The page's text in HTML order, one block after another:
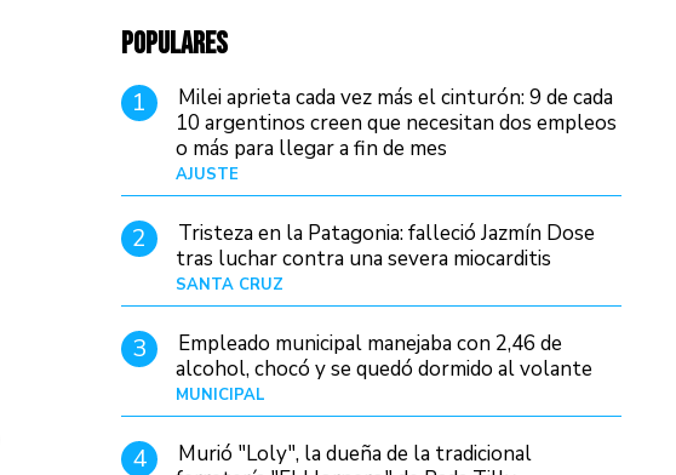
POPULARES
1
Milei aprieta cada vez más el cinturón: 9 de cada
10 argentinos creen que necesitan dos empleos
o más para llegar a fin de mes
AJUSTE
2
Tristeza en la Patagonia: falleció Jazmín Dose
tras luchar contra una severa miocarditis
SANTA CRUZ
3
Empleado municipal manejaba con 2,46 de
alcohol, chocó y se quedó dormido al volante
MUNICIPAL
4
Murió "Loly", la dueña de la tradicional